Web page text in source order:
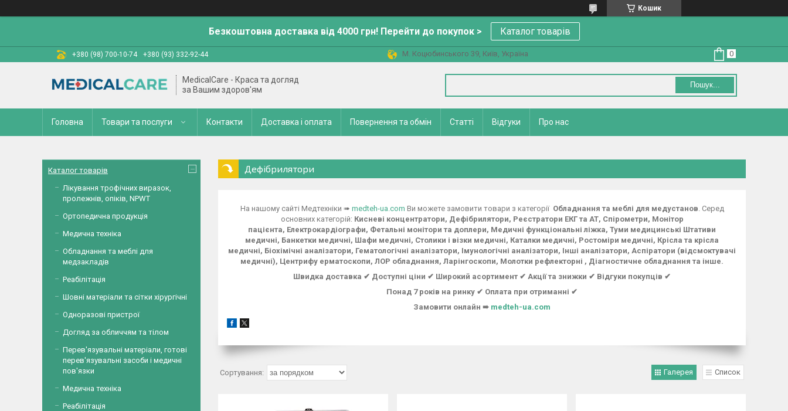
Кошик
Безкоштовна доставка від 4000 грн! Перейти до покупок > Каталог товарів
+380 (98) 700-10-74 +380 (93) 332-92-44 М. Коцюбинського 39, Київ, Україна
MedicalCare - Краса та догляд
за Вашим здоров'ям
Пошук...
Головна Товари та послуги Контакти Доставка і оплата Повернення та обмін Статті Відгуки Про нас
Дефібрилятори
На нашому сайті Медтехніки ➠ medteh-ua.com Ви можете замовити товари з категорії Обладнання та меблі для медустанов. Серед
основних категорій: Кисневі концентратори, Дефібрилятори, Реєстратори ЕКГ та АТ, Спірометри, Монітор
пацієнта, Електрокардіографи, Фетальні монітори та доплери, Медичні функціональні ліжка, Туми медицинські Штативи
медичні, Банкетки медичні, Шафи медичні, Столики і візки медичні, Каталки медичні, Ростоміри медичні, Крісла та крісла
медичні, Біохімічні аналізатори, Гематологічні аналізатори, Імунологічні аналізатори, Інші аналізатори, Аспіратори (відсмоктувачі
медичні), Центрифу ерматоскопи, ЛОР обладнання, Ларінгоскопи, Молотки рефлекторні , Діагностичне обладнання та інше.
Швидка доставка ✔ Доступні ціни ✔ Широкий асортимент ✔ Акції та знижки ✔ Відгуки покупців ✔
Понад 7 років на ринку ✔ Оплата при отриманні ✔
Замовити онлайн ➠ medteh-ua.com
Галерея Список
Каталог товарів
Лікування трофічних виразок,
пролежнів, опіків, NPWT
Ортопедична продукція
Медична техніка
Обладнання та меблі для
медзакладів
Реабілітація
Шовні матеріали та сітки хірургічні
Одноразові пристрої
Догляд за обличчям та тілом
Перев'язувальні матеріали, готові
перев'язувальні засоби і медичні
пов'язки
Медична техніка
Реабілітація